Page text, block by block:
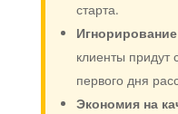
старта.
клиенты
первого дня
Экономия на